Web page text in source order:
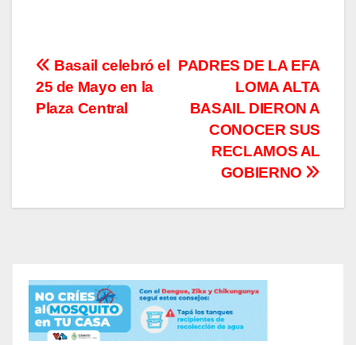
Navegación
de
PADRES DE LA EFA
LOMA ALTA
BASAIL DIERON A
CONOCER SUS
RECLAMOS AL
GOBIERNO
Basail celebró el
25 de Mayo en la
Plaza Central